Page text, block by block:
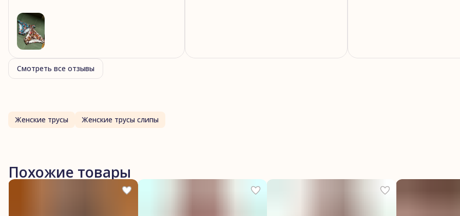
2 звезды
1 звезда
Смотреть все отзывы
Женские трусы Женские трусы слипы
Похожие товары